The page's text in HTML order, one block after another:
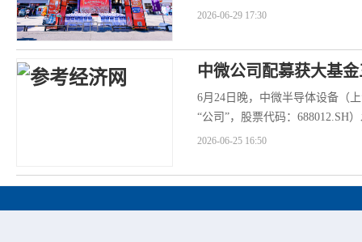
文同款旗舰车型智悦S惊艳...
2026-06-29 17:30
中微公司配募获大基
6月24日晚，中微半导体设备（
“公司”，股票代码：688012.SH
公司（以下...
2026-06-25 16:50